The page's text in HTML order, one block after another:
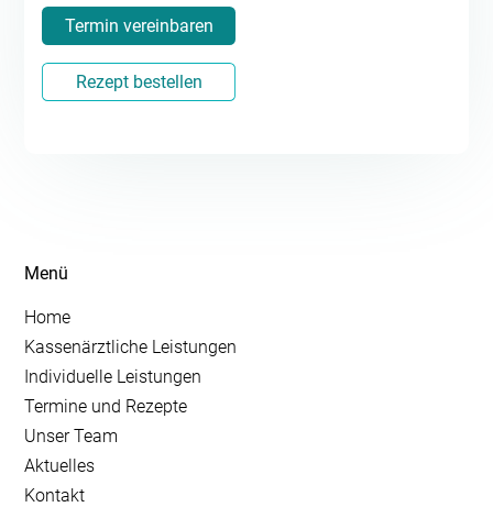
Termin vereinbaren
Rezept bestellen
Menü
Home
Kassenärztliche Leistungen
Individuelle Leistungen
Termine und Rezepte
Unser Team
Aktuelles
Kontakt